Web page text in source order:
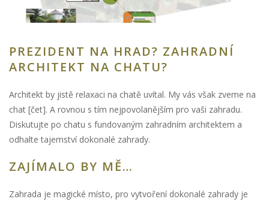
PREZIDENT NA HRAD? ZAHRADNÍ
ARCHITEKT NA CHATU?
Architekt by jistě relaxaci na chatě uvítal. My vás však zveme na
chat [čet]. A rovnou s tím nejpovolanějším pro vaši zahradu.
Diskutujte po chatu s fundovaným zahradním architektem a
odhalte tajemství dokonalé zahrady.
ZAJÍMALO BY MĚ…
Zahrada je magické místo, pro vytvoření dokonalé zahrady je